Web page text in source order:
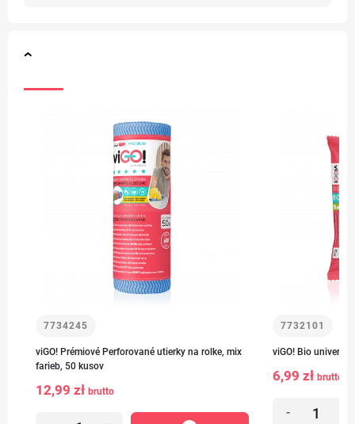
7734245
viGO! Prémiové Perforované utierky na rolke, mix
farieb, 50 kusov
12,99 zł brutto
7732101
viGO! Bio
6,99 zł brutto
-